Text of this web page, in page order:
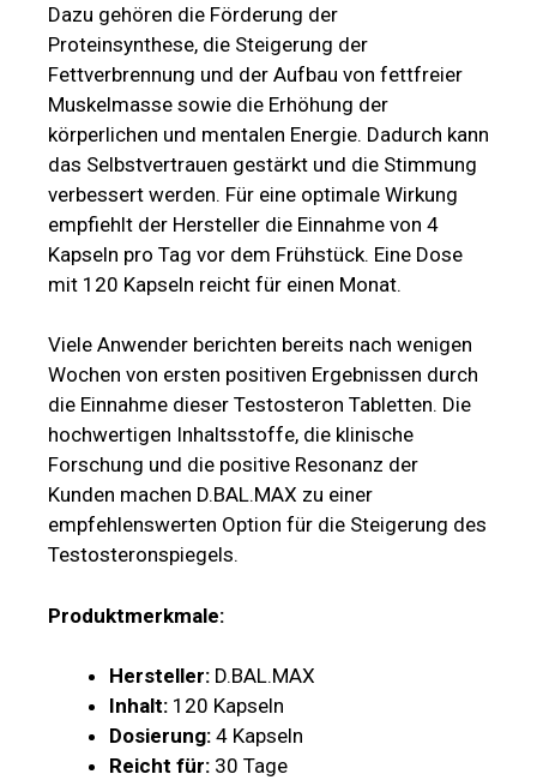
Dazu gehören die Förderung der
Proteinsynthese, die Steigerung der
Fettverbrennung und der Aufbau von fettfreier
Muskelmasse sowie die Erhöhung der
körperlichen und mentalen Energie. Dadurch kann
das Selbstvertrauen gestärkt und die Stimmung
verbessert werden. Für eine optimale Wirkung
empfiehlt der Hersteller die Einnahme von 4
Kapseln pro Tag vor dem Frühstück. Eine Dose
mit 120 Kapseln reicht für einen Monat.
Viele Anwender berichten bereits nach wenigen
Wochen von ersten positiven Ergebnissen durch
die Einnahme dieser Testosteron Tabletten. Die
hochwertigen Inhaltsstoffe, die klinische
Forschung und die positive Resonanz der
Kunden machen D.BAL.MAX zu einer
empfehlenswerten Option für die Steigerung des
Testosteronspiegels.
Produktmerkmale:
Hersteller: D.BAL.MAX
Inhalt: 120 Kapseln
Dosierung: 4 Kapseln
Reicht für: 30 Tage